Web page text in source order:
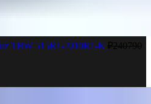
TBW 515R1-7010R1-K ₽240790